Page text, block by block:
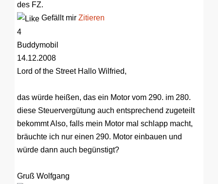
des FZ.
Gefällt mir Zitieren
4
Buddymobil
14.12.2008
Lord of the StreetHallo Wilfried,
das würde heißen, das ein Motor vom 290. im 280.
diese Steuervergütung auch entsprechend zugeteilt
bekommt Also, falls mein Motor mal schlapp macht,
bräuchte ich nur einen 290. Motor einbauen und
würde dann auch begünstigt?
Gruß Wolfgang